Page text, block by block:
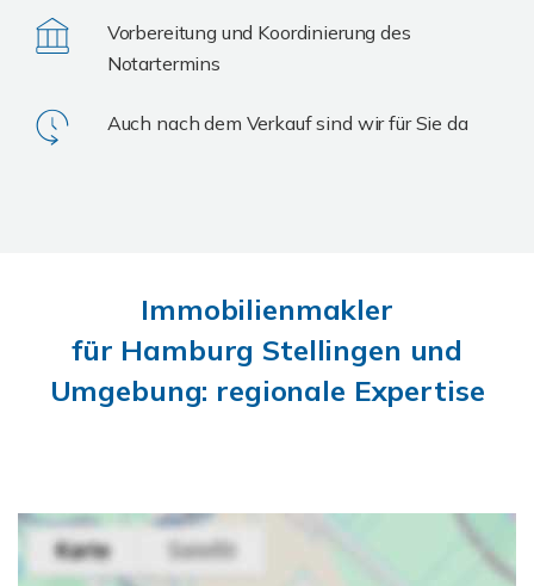
Vorbereitung und Koordinierung des
Notartermins
Auch nach dem Verkauf sind wir für Sie da
Immobilienmakler
für Hamburg Stellingen und
Umgebung: regionale Expertise